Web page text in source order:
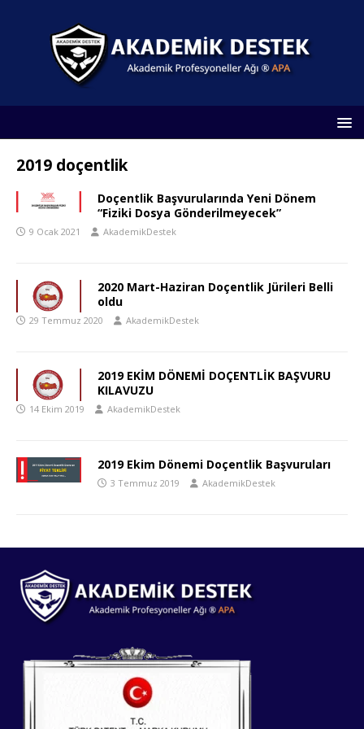
2019 doçentlik
Doçentlik Başvurularında Yeni Dönem
“Fiziki Dosya Gönderilmeyecek”
9 Ocak 2021 AkademikDestek
2020 Mart-Haziran Doçentlik Jürileri Belli
oldu
29 Temmuz 2020 AkademikDestek
2019 EKİM DÖNEMİ DOÇENTLİK BAŞVURU
KILAVUZU
14 Ekim 2019 AkademikDestek
2019 Ekim Dönemi Doçentlik Başvuruları
3 Temmuz 2019 AkademikDestek